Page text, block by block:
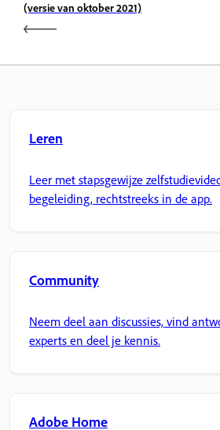
(versie van oktober 2021)
Leren
Leer met stapsgewijze
begeleiding, rechtstreeks in de app.
Community
Neem deel aan discussies, vind
experts en deel je kennis.
Adobe Home